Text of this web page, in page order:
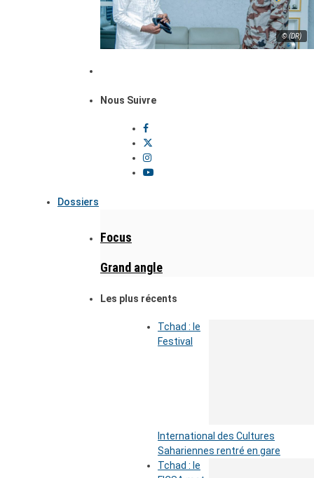
© (DR)
Nous Suivre
Dossiers
Focus
Grand angle
Les plus récents
Tchad : le
Festival
International des Cultures
Sahariennes rentré en gare
Tchad : le